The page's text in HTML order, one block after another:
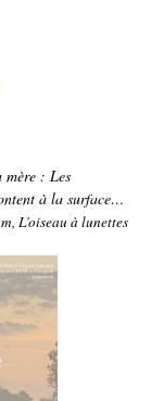
mère : Les
à la surface…
L’oiseau à lunettes